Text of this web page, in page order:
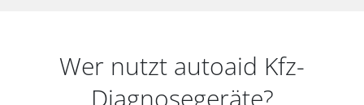
Wer nutzt autoaid Kfz-
Diagnosegeräte?